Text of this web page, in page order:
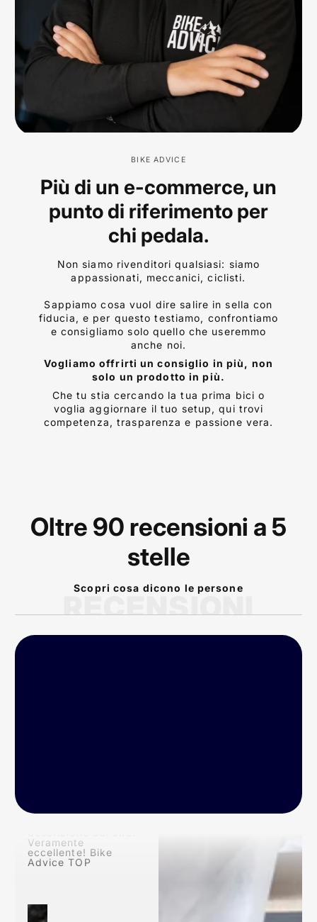
BIKE ADVICE
Più di un e-commerce, un
punto di riferimento per
chi pedala.
Non siamo rivenditori qualsiasi: siamo
appassionati, meccanici, ciclisti.
Sappiamo cosa vuol dire salire in sella con
fiducia, e per questo testiamo, confrontiamo
e consigliamo solo quello che useremmo
anche noi.
Vogliamo offrirti un consiglio in più, non
solo un prodotto in più.
Che tu stia cercando la tua prima bici o
voglia aggiornare il tuo setup, qui trovi
competenza, trasparenza e passione vera.
Oltre 90 recensioni a 5
stelle
Scopri cosa dicono le persone
RECENSIONI
descrizione dal sito!
eccellente! Bike
Advice TOP
Marco Cigalini